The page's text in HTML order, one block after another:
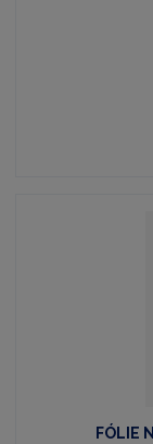
FÓLIE